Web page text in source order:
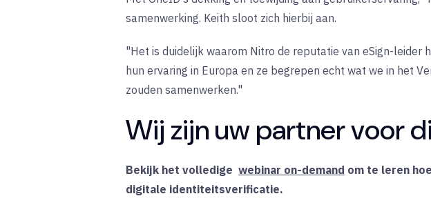
samenwerking. Keith sloot zich hierbij aan.
"Het is duidelijk waarom Nitro de reputatie van eSign-
hun ervaring in Europa en ze begrepen echt wat we in het
zouden samenwerken."
Wij zijn uw partner voor
Bekijk het volledige webinar on-demand om te leren
digitale identiteitsverificatie.